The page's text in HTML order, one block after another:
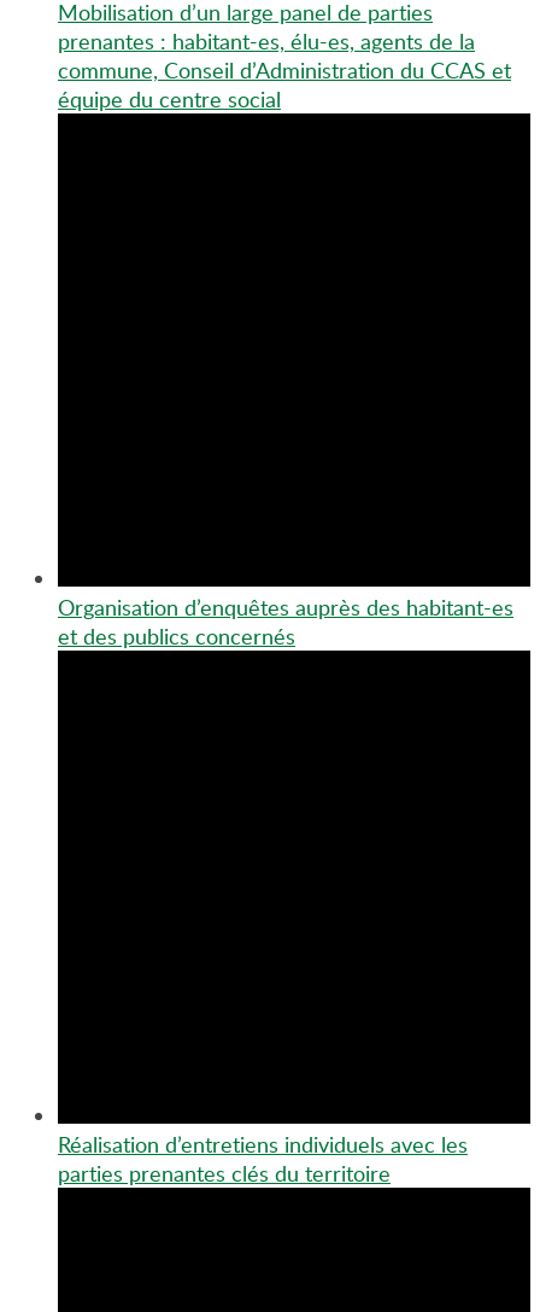
Mobilisation d’un large panel de parties
prenantes : habitant-es, élu-es, agents de la
commune, Conseil d’Administration du CCAS et
équipe du centre social
Organisation d’enquêtes auprès des habitant-es
et des publics concernés
Réalisation d’entretiens individuels avec les
parties prenantes clés du territoire